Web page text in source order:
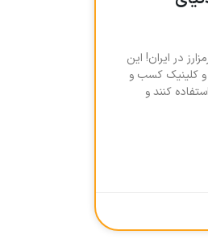
در ایران! این
و کلینیک کسب و
کنند و